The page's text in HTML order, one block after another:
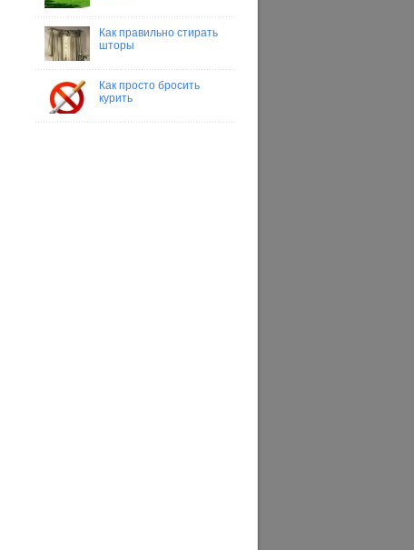
Как правильно стирать
шторы
Как просто бросить
курить